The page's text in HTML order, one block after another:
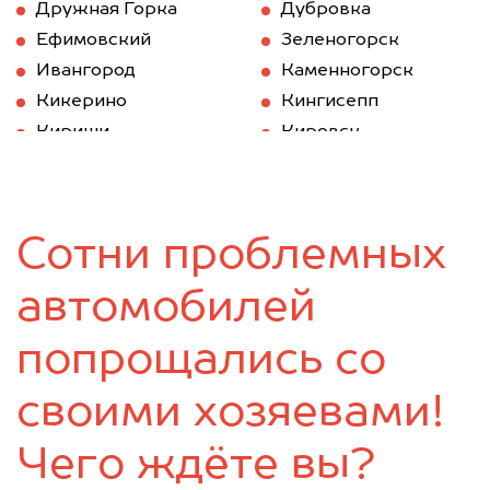
Дружная Горка
Дубровка
Ефимовский
Зеленогорск
Ивангород
Каменногорск
Кикерино
Кингисепп
Кириши
Кировск
Лисий Нос
Лодейное Поле
Луга
Мурино
Никольское
Новая Ладога
Отрадное
Павловск
Парголово
Петергоф
Пикалёво
Пушкин
Санкт-Петербург
Сотни проблемных
автомобилей
попрощались со
своими хозяевами!
Чего ждёте вы?